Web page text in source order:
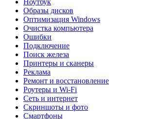
Ноутбук
Образы дисков
Оптимизация Windows
Очистка компьютера
Ошибки
Подключение
Поиск железа
Принтеры и сканеры
Реклама
Ремонт и восстановление
Роутеры и Wi-Fi
Сеть и интернет
Скриншоты и фото
Смартфоны